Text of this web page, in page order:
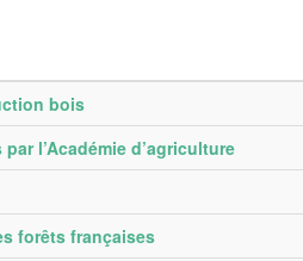
bois
l’Académie d’agriculture
forêts françaises